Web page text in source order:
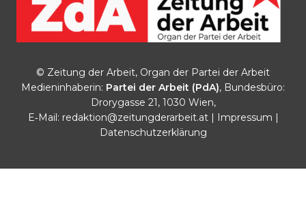
© Zeitung der Arbeit, Organ der Partei der Arbeit
Medieninhaberin: Partei der Arbeit (PdA), Bundesbüro:
Drorygasse 21, 1030 Wien,
E‑Mail: redaktion@zeitungderarbeit.at| Impressum |
Datenschutzerklärung